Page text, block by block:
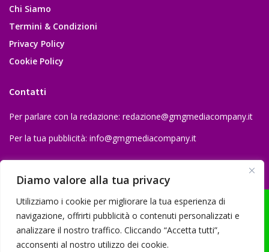
Diamo valore alla tua privacy
Utilizziamo i cookie per migliorare la tua esperienza di
navigazione, offrirti pubblicità o contenuti personalizzati e
analizzare il nostro traffico. Cliccando “Accetta tutti”,
acconsenti al nostro utilizzo dei cookie.
Chi Siamo
Termini & Condizioni
Privacy Policy
Cookie Policy
Contatti
Per parlare con la redazione: redazione@gmgmediacompany.it
Per la tua pubblicità: info@gmgmediacompany.it